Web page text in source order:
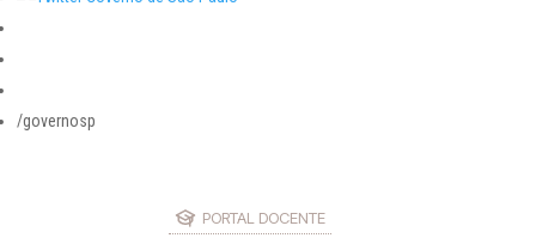
/governosp
PORTAL DOCENTE